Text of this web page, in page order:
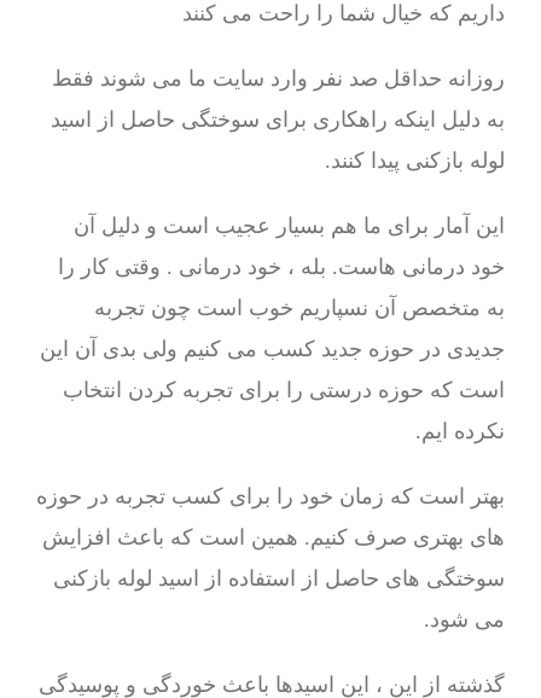
داریم که خیال شما را راحت می کنند
روزانه حداقل صد نفر وارد سایت ما می شوند فقط
به دلیل اینکه راهکاری برای سوختگی حاصل از اسید
لوله بازکنی پیدا کنند.
این آمار برای ما هم بسیار عجیب است و دلیل آن
خود درمانی هاست. بله ، خود درمانی . وقتی کار را
به متخصص آن نسپاریم خوب است چون تجربه
جدیدی در حوزه جدید کسب می کنیم ولی بدی آن این
است که حوزه درستی را برای تجربه کردن انتخاب
نکرده ایم.
بهتر است که زمان خود را برای کسب تجربه در حوزه
های بهتری صرف کنیم. همین است که باعث افزایش
سوختگی های حاصل از استفاده از اسید لوله بازکنی
می شود.
گذشته از این ، این اسیدها باعث خوردگی و پوسیدگی